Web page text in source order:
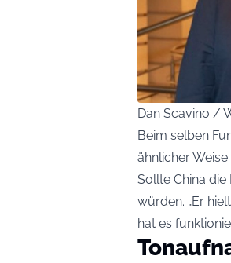
Dan Scavino /
Beim selben
ähnlicher
Sollte China
würden. „Er
hat es